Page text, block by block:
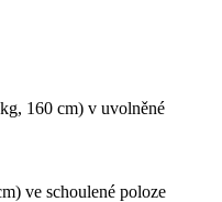
160 cm) v uvolněné
ve schoulené poloze